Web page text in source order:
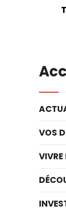
VOS
VIVRE